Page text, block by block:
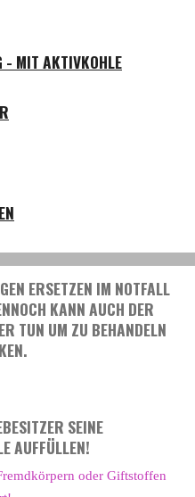
- MIT AKTIVKOHLE
ERSETZEN IM NOTFALL
KANN AUCH DER
TUN UM ZU BEHANDELN
SEINE
AUFFÜLLEN!
oder Giftstoffen